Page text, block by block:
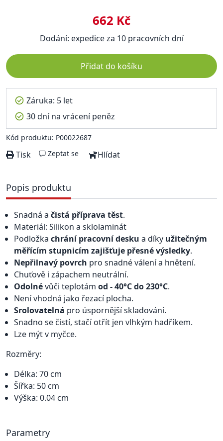
662 Kč
Dodání: expedice za 10 pracovních dní
Přidat do košíku
Záruka: 5 let
30 dní na vrácení peněz
Kód produktu: P00022687
Tisk Zeptat se Hlídat
Popis produktu
Snadná a čistá příprava těst.
Materiál: Silikon a sklolaminát
Podložka chrání pracovní desku a díky užitečným
měřícím stupnicím zajišťuje přesné výsledky.
Nepřilnavý povrch pro snadné válení a hnětení.
Chuťově i zápachem neutrální.
Odolnévůči teplotám od - 40°C do 230°C.
Není vhodná jako řezací plocha.
Srolovatelná pro úspornější skladování.
Snadno se čistí, stačí otřít jen vlhkým hadříkem.
Lze mýt v myčce.
Rozměry:
Délka: 70 cm
Šířka: 50 cm
Výška: 0.04 cm
Parametry